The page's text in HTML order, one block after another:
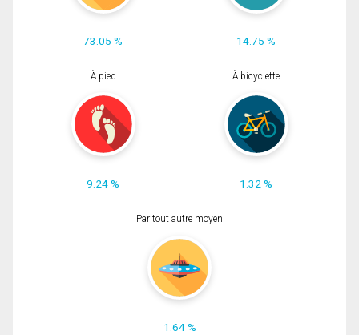
73.05 % 14.75 %
À pied
9.24 %
À bicyclette
1.32 %
Par tout autre moyen
1.64 %